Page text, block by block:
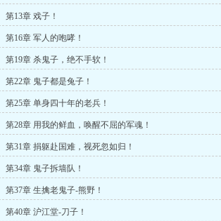
第13章 戏子！
第16章 军人的咆哮！
第19章 杀鬼子，绝不手软！
第22章 鬼子都是兔子！
第25章 单身四十年的老兵！
第28章 用我的鲜血，唤醒不屈的军魂！
第31章 捐躯赴国难，视死忽如归！
第34章 鬼子拆墙队！
第37章 生擒老鬼子-熊野！
第40章 沪江堂-刀子！